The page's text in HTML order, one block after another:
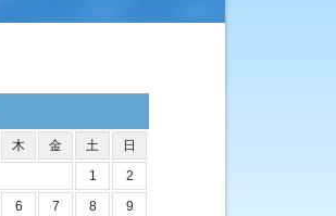
木 金 土
日
1
2
6 7 8 9